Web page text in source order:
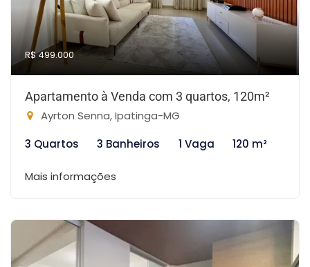
R$ 499.000
Apartamento à Venda com 3 quartos, 120m²
Ayrton Senna, Ipatinga-MG
3 Quartos
3 Banheiros 1 Vaga 120 m²
Mais informações